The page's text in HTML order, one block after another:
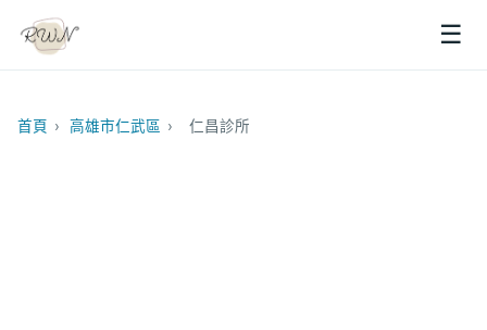
☰
首頁 › 高雄市仁武區 › 仁昌診所